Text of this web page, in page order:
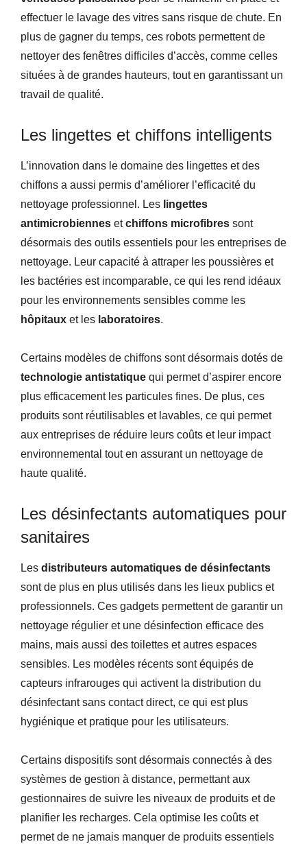
effectuer le lavage des vitres sans risque de chute. En
plus de gagner du temps, ces robots permettent de
nettoyer des fenêtres difficiles d’accès, comme celles
situées à de grandes hauteurs, tout en garantissant un
travail de qualité.
Les lingettes et chiffons intelligents
L’innovation dans le domaine des lingettes et des
chiffons a aussi permis d’améliorer l’efficacité du
nettoyage professionnel. Les lingettes
antimicrobiennes etchiffons microfibres sont
désormais des outils essentiels pour les entreprises de
nettoyage. Leur capacité à attraper les poussières et
les bactéries est incomparable, ce qui les rend idéaux
pour les environnements sensibles comme les
hôpitaux et les laboratoires.
Certains modèles de chiffons sont désormais dotés de
technologie antistatique qui permet d’aspirer encore
plus efficacement les particules fines. De plus, ces
produits sont réutilisables et lavables, ce qui permet
aux entreprises de réduire leurs coûts et leur impact
environnemental tout en assurant un nettoyage de
haute qualité.
Les désinfectants automatiques pour
sanitaires
Les distributeurs automatiques de désinfectants
sont de plus en plus utilisés dans les lieux publics et
professionnels. Ces gadgets permettent de garantir un
nettoyage régulier et une désinfection efficace des
mains, mais aussi des toilettes et autres espaces
sensibles. Les modèles récents sont équipés de
capteurs infrarouges qui activent la distribution du
désinfectant sans contact direct, ce qui est plus
hygiénique et pratique pour les utilisateurs.
Certains dispositifs sont désormais connectés à des
systèmes de gestion à distance, permettant aux
gestionnaires de suivre les niveaux de produits et de
planifier les recharges. Cela optimise les coûts et
permet de ne jamais manquer de produits essentiels